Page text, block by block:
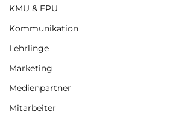
KMU & EPU
Kommunikation
Lehrlinge
Marketing
Medienpartner
Mitarbeiter